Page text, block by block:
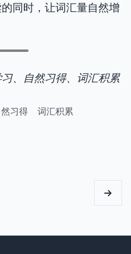
同时，让词汇量自然增
、自然习得、词汇积累
然习得 词汇积累